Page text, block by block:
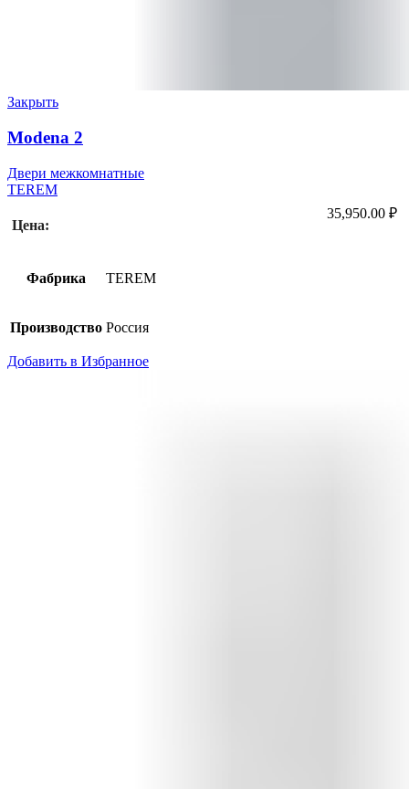
Закрыть
Modena 2
Двери межкомнатные
TEREM
Цена:
35,950.00 ₽
Фабрика TEREM
Производство Россия
Добавить в Избранное